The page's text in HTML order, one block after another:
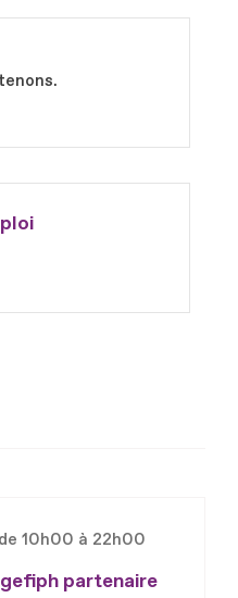
10h00 à 22h00
partenaire